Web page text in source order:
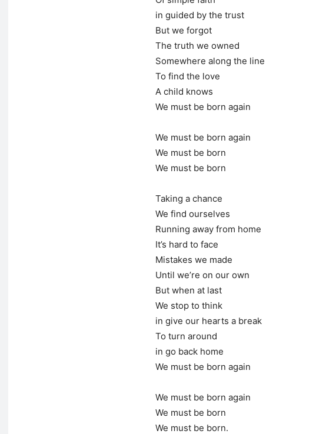
in guided by the trust
But we forgot
The truth we owned
Somewhere along the line
To find the love
A child knows
We must be born again
We must be born again
We must be born
We must be born
Taking a chance
We find ourselves
Running away from home
It’s hard to face
Mistakes we made
Until we’re on our own
But when at last
We stop to think
in give our hearts a break
To turn around
in go back home
We must be born again
We must be born again
We must be born
We must be born.